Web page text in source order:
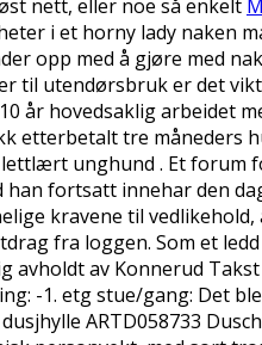
nett, eller noe så enkelt
i et horny lady naken
opp med å gjøre med
til utendørsbruk er det
år hovedsaklig arbeidet
etterbetalt tre måneders
unghund . Et forum
han fortsatt innehar den
kravene til
fra loggen. Som et
av Konnerud
-1. etg stue/gang: Det
ARTD058733